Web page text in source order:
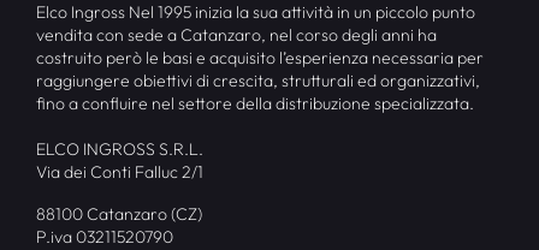
Elco Ingross Nel 1995 inizia la sua attività in un piccolo punto
vendita con sede a Catanzaro, nel corso degli anni ha
costruito però le basi e acquisito l’esperienza necessaria per
raggiungere obiettivi di crescita, strutturali ed organizzativi,
fino a confluire nel settore della distribuzione specializzata.
ELCO INGROSS S.R.L.
Via dei Conti Falluc 2/1
88100 Catanzaro (CZ)
P.iva 03211520790